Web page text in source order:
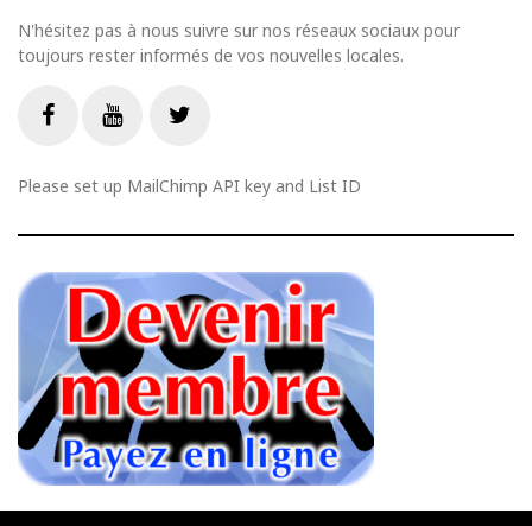
N'hésitez pas à nous suivre sur nos réseaux sociaux pour
toujours rester informés de vos nouvelles locales.
Please set up MailChimp API key and List ID